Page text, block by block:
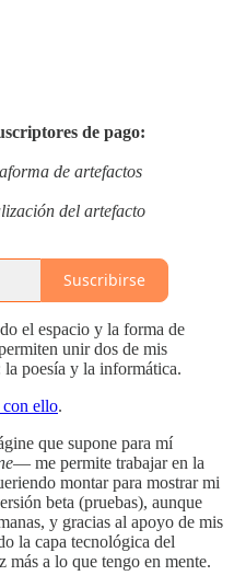
de pago:
de artefactos
del artefacto
Suscribirse
el espacio y la forma de
unir dos de mis
poesía y la informática.
con ello.
que supone para mí
— me permite trabajar en la
montar para mostrar mi
beta (pruebas), aunque
y gracias al apoyo de mis
la capa tecnológica del
más a lo que tengo en mente.